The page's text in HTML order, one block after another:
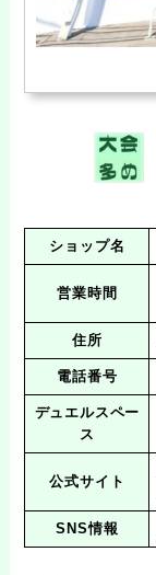
ショップ名
営業時間
住所
電話番号
デュエルスペー
ス
公式サイト
SNS情報